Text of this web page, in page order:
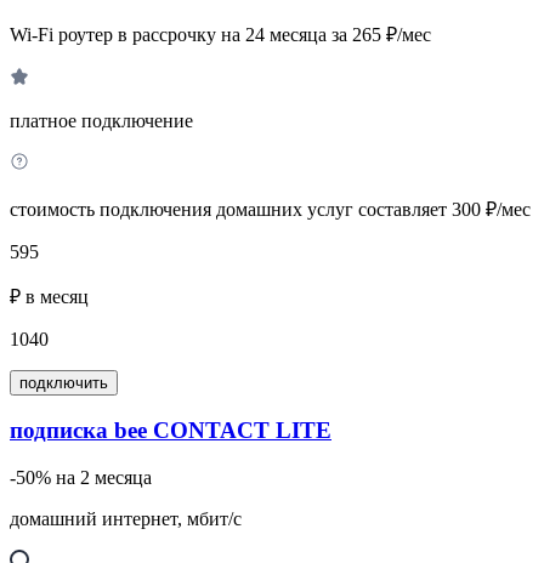
Wi-Fi роутер в рассрочку на 24 месяца за 265 ₽/мес
платное подключение
стоимость подключения домашних услуг составляет 300 ₽/мес
595
₽ в месяц
1040
подключить
подписка bee CONTACT LITE
-50% на 2 месяца
домашний интернет, мбит/с